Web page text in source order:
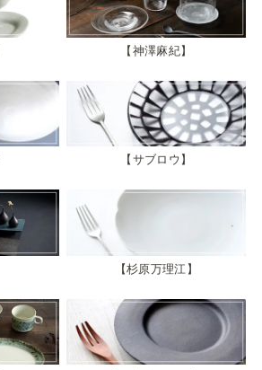
神澤麻紀
サブロウ
杉原万理江